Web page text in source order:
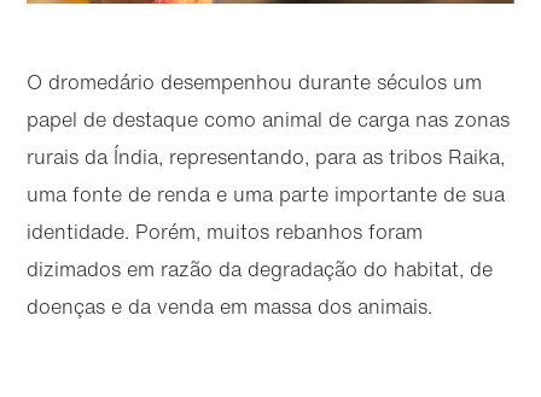
O dromedário desempenhou durante séculos um
papel de destaque como animal de carga nas zonas
rurais da Índia, representando, para as tribos Raika,
uma fonte de renda e uma parte importante de sua
identidade. Porém, muitos rebanhos foram
dizimados em razão da degradação do habitat, de
doenças e da venda em massa dos animais.